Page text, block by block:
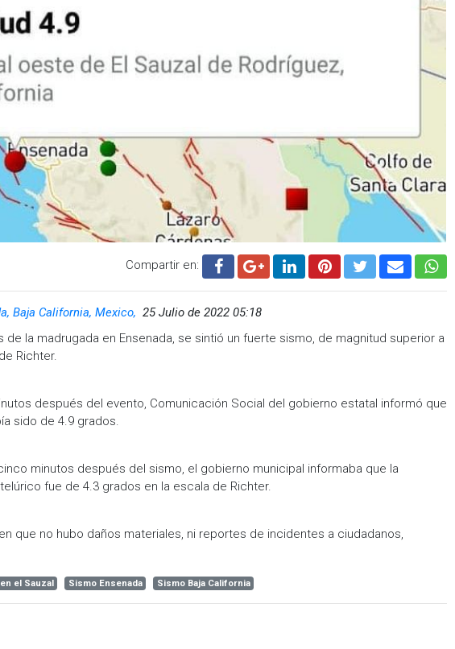
Compartir en:
Baja California, Mexico, 25 Julio de 2022 05:18
de la madrugada en Ensenada, se sintió un fuerte sismo, de magnitud superior a
Richter.
después del evento, Comunicación Social del gobierno estatal informó que
sido de 4.9 grados.
minutos después del sismo, el gobierno municipal informaba que la
fue de 4.3 grados en la escala de Richter.
que no hubo daños materiales, ni reportes de incidentes a ciudadanos,
el Sauzal Sismo Ensenada Sismo Baja California